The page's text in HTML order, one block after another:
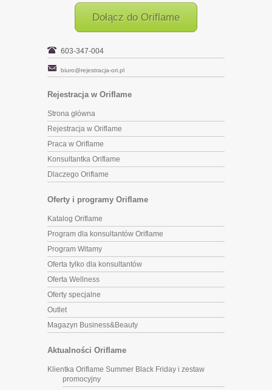
Dołącz do Oriflame
603-347-004
biuro@rejestracja-ori.pl
Rejestracja w Oriflame
Strona główna
Rejestracja w Oriflame
Praca w Oriflame
Konsultantka Oriflame
Dlaczego Oriflame
Oferty i programy Oriflame
Katalog Oriflame
Program dla konsultantów Oriflame
Program Witamy
Oferta tylko dla konsultantów
Oferta Wellness
Oferty specjalne
Outlet
Magazyn Business&Beauty
Aktualności Oriflame
Klientka Oriflame Summer Black Friday i zestaw
promocyjny